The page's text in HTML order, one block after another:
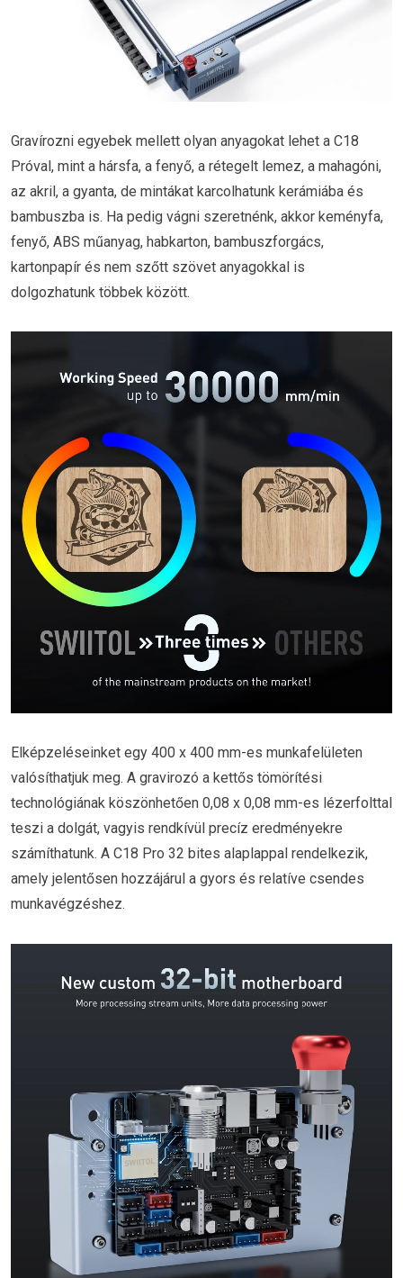
Gravírozni egyebek mellett olyan anyagokat lehet a C18
Próval, mint a hársfa, a fenyő, a rétegelt lemez, a mahagóni,
az akril, a gyanta, de mintákat karcolhatunk kerámiába és
bambuszba is. Ha pedig vágni szeretnénk, akkor keményfa,
fenyő, ABS műanyag, habkarton, bambuszforgács,
kartonpapír és nem szőtt szövet anyagokkal is
dolgozhatunk többek között.
Elképzeléseinket egy 400 x 400 mm-es munkafelületen
valósíthatjuk meg. A gravirozó a kettős tömörítési
technológiának köszönhetően 0,08 x 0,08 mm-es lézerfolttal
teszi a dolgát, vagyis rendkívül precíz eredményekre
számíthatunk. A C18 Pro 32 bites alaplappal rendelkezik,
amely jelentősen hozzájárul a gyors és relatíve csendes
munkavégzéshez.